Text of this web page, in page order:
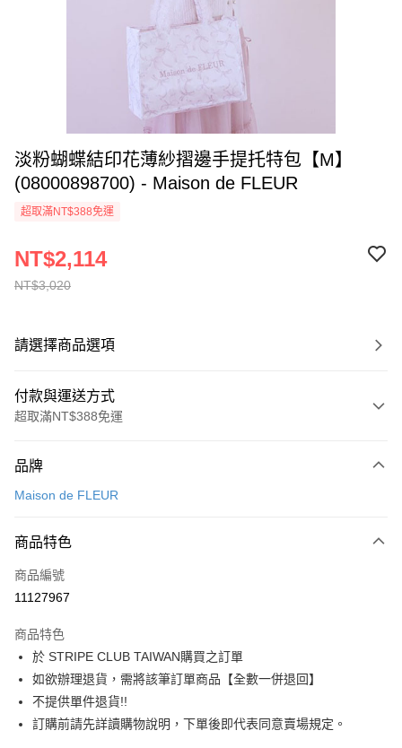
淡粉蝴蝶結印花薄紗摺邊手提托特包【M】
(08000898700) - Maison de FLEUR
超取滿NT$388免運
NT$3,020
NT$2,114
請選擇商品選項
付款與運送方式
超取滿NT$388免運
信用卡一次付款
3 期 0 利率 每期
合作金庫商業銀行
上海商業儲蓄銀行
臺灣中小企業銀行
匯豐（台灣）商業銀行
華泰商業銀行
聯邦商業銀行
遠東國際商業銀行
元大商業銀行
玉山商業銀行
星展（台灣）商業銀行
超商取貨付款
LINE Pay
Apple Pay
街口支付
悠遊付
品牌
Maison de FLEUR
商品特色
商品編號
11127967
商品特色
於 STRIPE CLUB TAIWAN購買之訂單
如欲辦理退貨，需將該筆訂單商品【全數一併退回】
不提供單件退貨!!
訂購前請先詳讀購物說明，下單後即代表同意賣場規定。